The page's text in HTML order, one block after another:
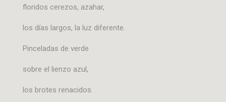
floridos cerezos, azahar,
los días largos, la luz diferente.
Pinceladas de verde
sobre el lienzo azul,
los brotes renacidos.